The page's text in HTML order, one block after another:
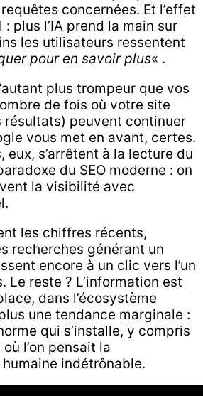
concernées. Et l’effet
plus l’IA prend la main sur
les utilisateurs ressentent
pour en savoir plus« .
plus trompeur que vos
de fois où votre site
résultats) peuvent continuer
vous met en avant, certes.
eux, s’arrêtent à la lecture du
du SEO moderne : on
la visibilité avec
les chiffres récents,
recherches générant un
encore à un clic vers l’un
Le reste ? L’information est
dans l’écosystème
une tendance marginale :
qui s’installe, y compris
l’on pensait la
indétrônable.